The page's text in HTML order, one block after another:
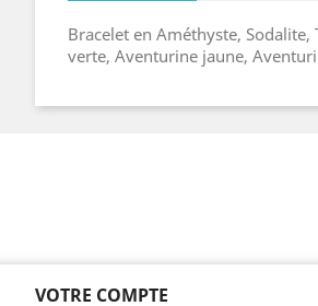
Bracelet en Améthyste,
verte, Aventurine jaune,
VOTRE COMPTE